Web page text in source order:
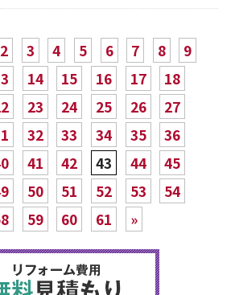
2 3 4 5 6 7 8
9
14 15 16 17
18
23 24 25 26
27
32 33 34 35
36
41 42 43 44
45
50 51 52 53
54
59 60 61 »